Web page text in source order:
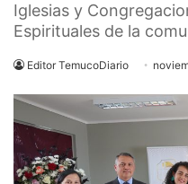
Iglesias y
Espirituales de la
Editor TemucoDiario